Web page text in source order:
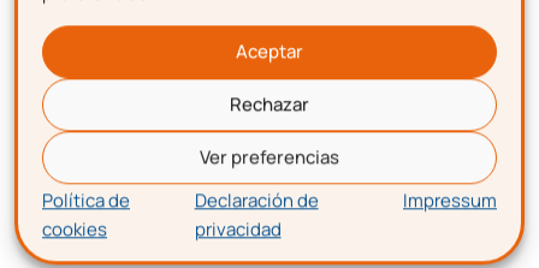
Aceptar
Rechazar
Ver preferencias
Política de
cookies
Declaración de
privacidad
Impressum
Únete al Club de más de
8.000 gestioners
Suscríbete y forma parte del
CLUB DE
Artículos, guías, recursos y consejos
de
Apellidos
Correo electrónico
Aceptación de términos y condiciones